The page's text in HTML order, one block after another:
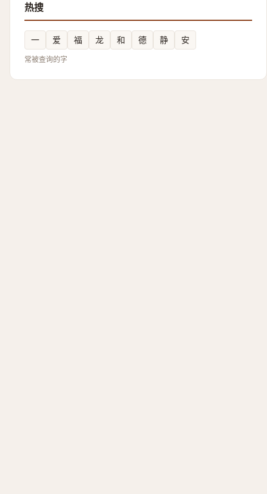
热搜
一 爱 福 龙 和 德 静 安
常被查询的字